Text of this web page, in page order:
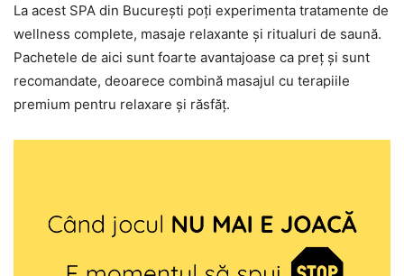
La acest SPA din București poți experimenta tratamente de
wellness complete, masaje relaxante și ritualuri de saună.
Pachetele de aici sunt foarte avantajoase ca preț și sunt
recomandate, deoarece combină masajul cu terapiile
premium pentru relaxare și răsfăț.